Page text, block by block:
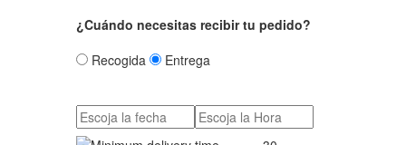
¿Cuándo necesitas recibir tu pedido?
Recogida
Entrega